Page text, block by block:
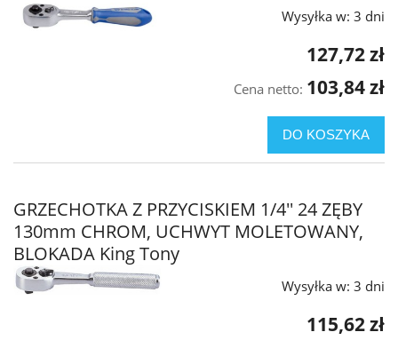
Wysyłka w: 3 dni
127,72 zł
Cena netto: 103,84 zł
DO KOSZYKA
GRZECHOTKA Z PRZYCISKIEM 1/4'' 24 ZĘBY
130mm CHROM, UCHWYT MOLETOWANY,
BLOKADA King Tony
Wysyłka w: 3 dni
115,62 zł